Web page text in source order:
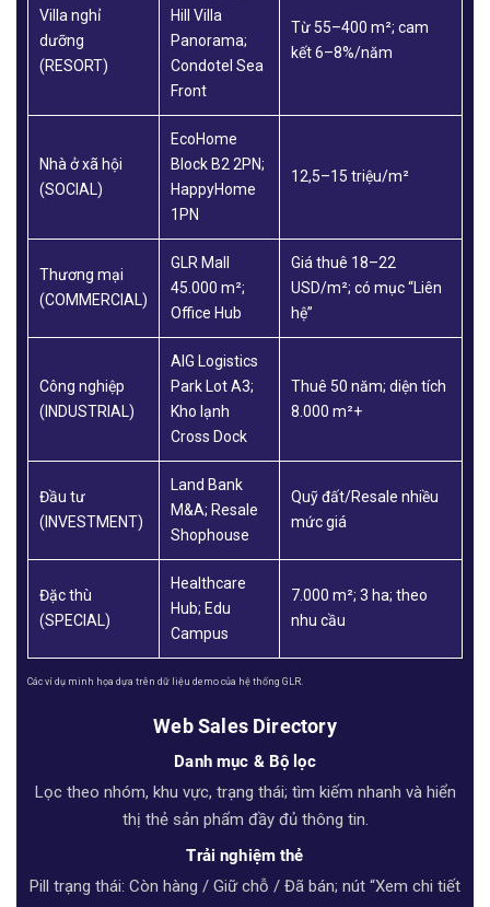
Villa nghỉ
dưỡng
(RESORT)
Hill Villa
Panorama;
Condotel Sea
Front
Từ 55–400 m²; cam
kết 6–8%/năm
Nhà ở xã hội
(SOCIAL)
EcoHome
Block B2 2PN;
HappyHome
1PN
12,5–15 triệu/m²
Thương mại
(COMMERCIAL)
GLR Mall
45.000 m²;
Office Hub
Giá thuê 18–22
USD/m²; có mục “Liên
hệ”
Công nghiệp
(INDUSTRIAL)
AIG Logistics
Park Lot A3;
Kho lạnh
Cross Dock
Thuê 50 năm; diện tích
8.000 m²+
Đầu tư
(INVESTMENT)
Land Bank
M&A; Resale
Shophouse
Quỹ đất/Resale nhiều
mức giá
Đặc thù
(SPECIAL)
Healthcare
Hub; Edu
Campus
7.000 m²; 3 ha; theo
nhu cầu
Các ví dụ minh họa dựa trên dữ liệu demo của hệ thống GLR.
Web Sales Directory
Danh mục & Bộ lọc
Lọc theo nhóm, khu vực, trạng thái; tìm kiếm nhanh và hiển
thị thẻ sản phẩm đầy đủ thông tin.
Trải nghiệm thẻ
Pill trạng thái: Còn hàng / Giữ chỗ / Đã bán; nút “Xem chi tiết